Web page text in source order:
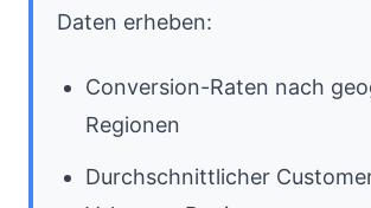
Daten erheben:
Conversion-Raten nach
Regionen
Durchschnittlicher